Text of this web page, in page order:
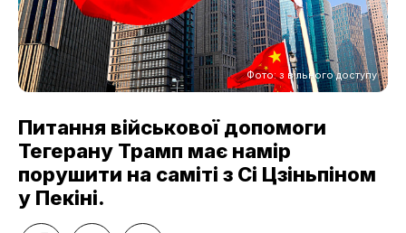
Фото: з вільного доступу
Питання військової допомоги
Тегерану Трамп має намір
порушити на саміті з Сі Цзіньпіном
у Пекіні.